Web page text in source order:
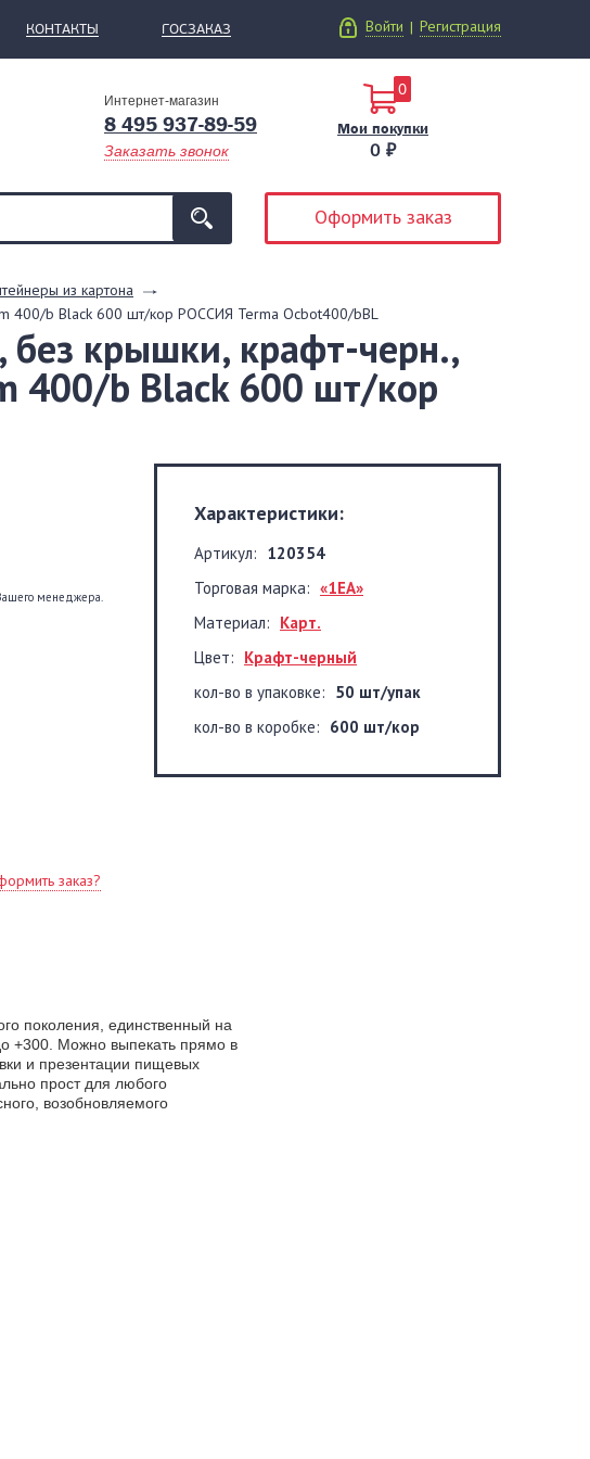
КОНТАКТЫ ГОСЗАКАЗ Войти | Регистрация
Интернет-магазин
8 495 937-89-59
Заказать звонок
0
Мои покупки
0 ₽
Оформить заказ
из картона
400/b Black 600 шт/кор РОССИЯ Terma Ocbot400/bBL
крышки, крафт-черн.,
400/b Black 600 шт/кор
Характеристики:
Артикул: 120354
Торговая марка: «1EA»
Материал: Карт.
Цвет: Крафт-черный
кол-во в упаковке: 50 шт/упак
кол-во в коробке: 600 шт/кор
Вашего менеджера.
заказ?
поколения, единственный на
+300. Можно выпекать прямо в
и презентации пищевых
прост для любого
возобновляемого